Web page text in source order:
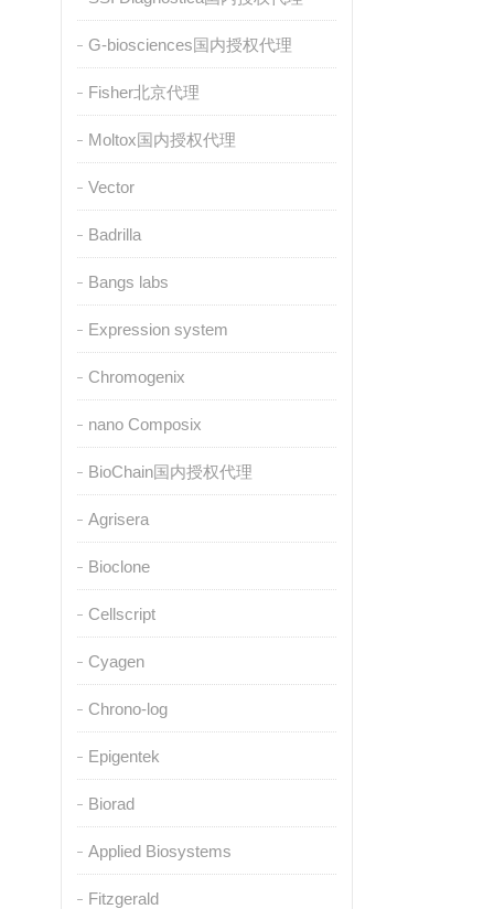
G-biosciences国内授权代理
Fisher北京代理
Moltox国内授权代理
Vector
Badrilla
Bangs labs
Expression system
Chromogenix
nano Composix
BioChain国内授权代理
Agrisera
Bioclone
Cellscript
Cyagen
Chrono-log
Epigentek
Biorad
Applied Biosystems
Fitzgerald